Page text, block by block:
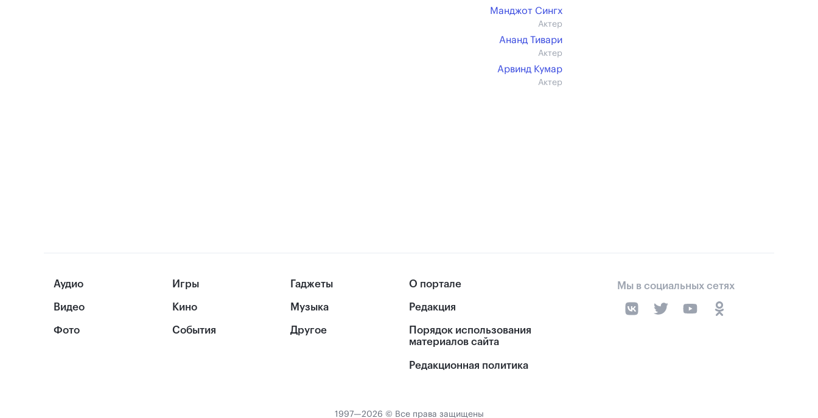
Манджот Сингх
Актер
Ананд Тивари
Актер
Арвинд Кумар
Актер
Аудио
Видео
Фото
Игры
Кино
События
Гаджеты
Музыка
Другое
О портале
Редакция
Порядок использования
материалов сайта
Редакционная политика
Мы в социальных сетях
1997—2026 © Все права защищены